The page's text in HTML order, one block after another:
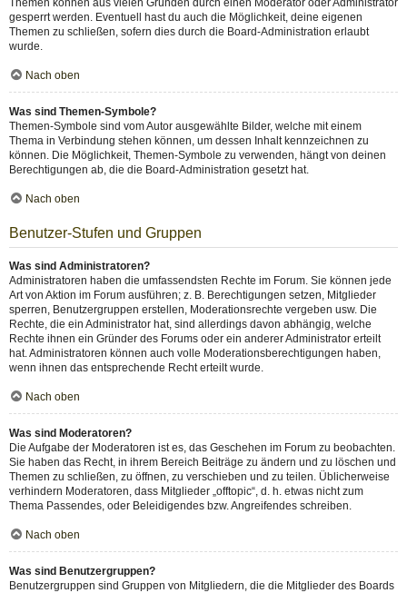
Themen können aus vielen Gründen durch einen Moderator oder Administrator
gesperrt werden. Eventuell hast du auch die Möglichkeit, deine eigenen
Themen zu schließen, sofern dies durch die Board-Administration erlaubt
wurde.
Nach oben
Was sind Themen-Symbole?
Themen-Symbole sind vom Autor ausgewählte Bilder, welche mit einem
Thema in Verbindung stehen können, um dessen Inhalt kennzeichnen zu
können. Die Möglichkeit, Themen-Symbole zu verwenden, hängt von deinen
Berechtigungen ab, die die Board-Administration gesetzt hat.
Nach oben
Benutzer-Stufen und Gruppen
Was sind Administratoren?
Administratoren haben die umfassendsten Rechte im Forum. Sie können jede
Art von Aktion im Forum ausführen; z. B. Berechtigungen setzen, Mitglieder
sperren, Benutzergruppen erstellen, Moderationsrechte vergeben usw. Die
Rechte, die ein Administrator hat, sind allerdings davon abhängig, welche
Rechte ihnen ein Gründer des Forums oder ein anderer Administrator erteilt
hat. Administratoren können auch volle Moderationsberechtigungen haben,
wenn ihnen das entsprechende Recht erteilt wurde.
Nach oben
Was sind Moderatoren?
Die Aufgabe der Moderatoren ist es, das Geschehen im Forum zu beobachten.
Sie haben das Recht, in ihrem Bereich Beiträge zu ändern und zu löschen und
Themen zu schließen, zu öffnen, zu verschieben und zu teilen. Üblicherweise
verhindern Moderatoren, dass Mitglieder „offtopic“, d. h. etwas nicht zum
Thema Passendes, oder Beleidigendes bzw. Angreifendes schreiben.
Nach oben
Was sind Benutzergruppen?
Benutzergruppen sind Gruppen von Mitgliedern, die die Mitglieder des Boards